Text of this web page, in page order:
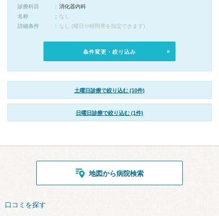
診療科目
消化器内科
名称
なし
詳細条件
なし (曜日や時間帯を指定できます)
条件変更・絞り込み
土曜日診療で絞り込む (10件)
日曜日診療で絞り込む (1件)
地図から病院検索
口コミを探す